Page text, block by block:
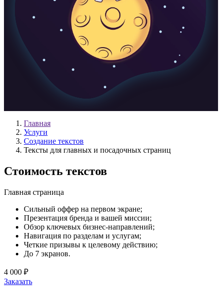
Главная
Услуги
Создание текстов
Тексты для главных и посадочных страниц
Стоимость текстов
Главная страница
Сильный оффер на первом экране;
Презентация бренда и вашей миссии;
Обзор ключевых бизнес-направлений;
Навигация по разделам и услугам;
Четкие призывы к целевому действию;
До 7 экранов.
4 000 ₽
Заказать